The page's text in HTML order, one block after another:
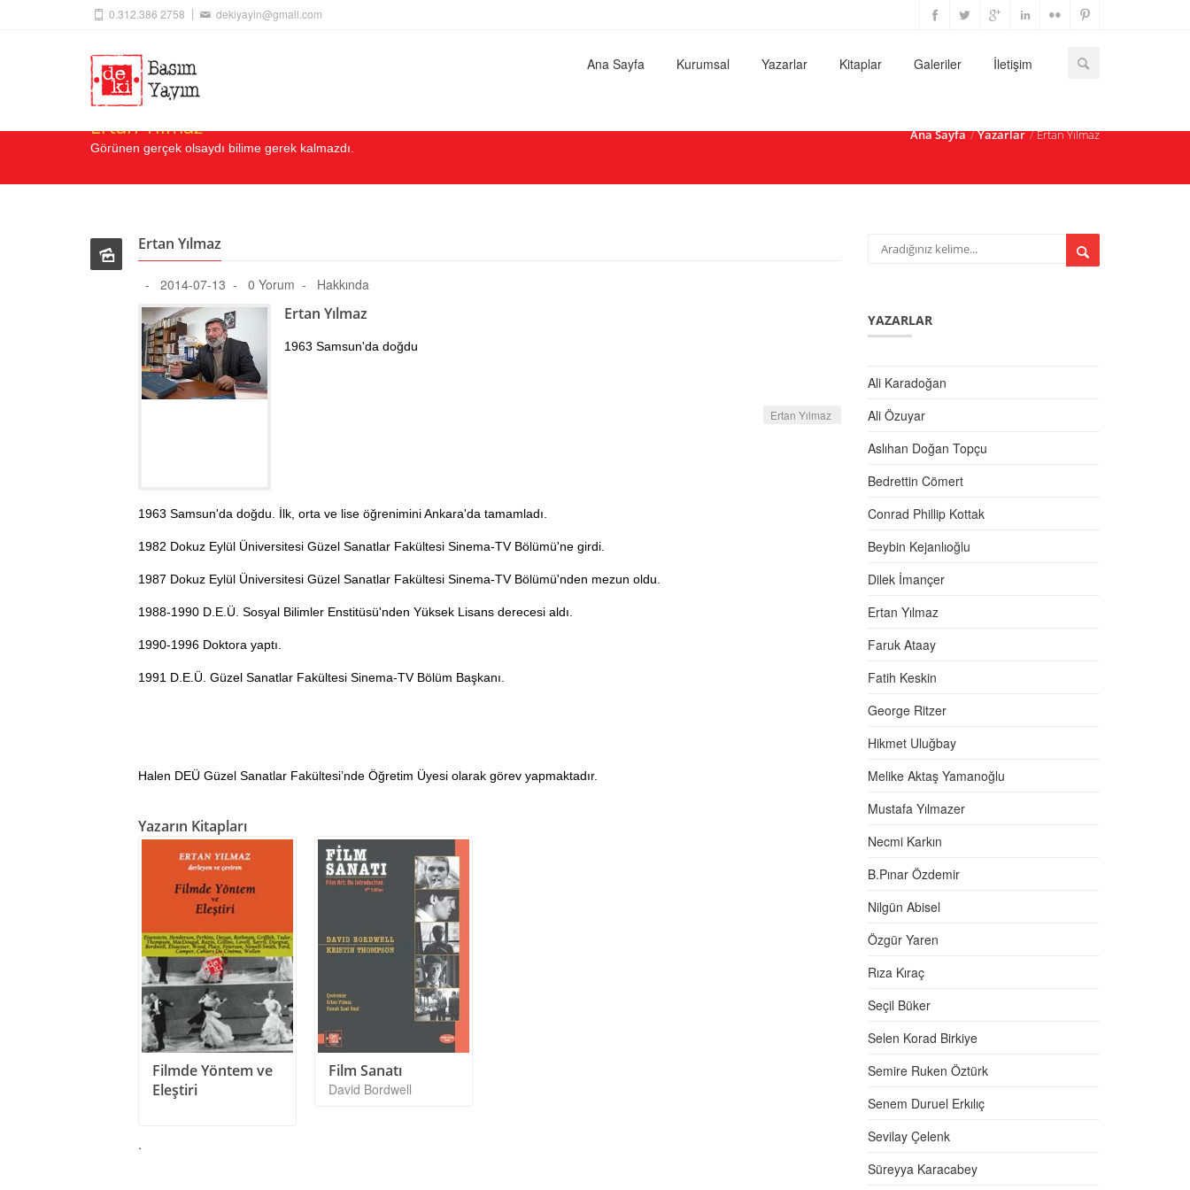
0.312.386 2758 dekiyayin@gmail.com
Ana Sayfa Kurumsal Yazarlar Kitaplar Galeriler İletişim
Ertan Yılmaz
Görünen gerçek olsaydı bilime gerek kalmazdı.
Ana Sayfa Yazarlar Ertan Yılmaz
Ertan Yılmaz
2014-07-13 0 Yorum Hakkında
Ertan Yılmaz
1963 Samsun'da doğdu
Ertan Yılmaz
1963 Samsun'da doğdu. İlk, orta ve lise öğrenimini Ankara'da tamamladı.
1982 Dokuz Eylül Üniversitesi Güzel Sanatlar Fakültesi Sinema-TV Bölümü'ne girdi.
1987 Dokuz Eylül Üniversitesi Güzel Sanatlar Fakültesi Sinema-TV Bölümü'nden mezun oldu.
1988-1990 D.E.Ü. Sosyal Bilimler Enstitüsü'nden Yüksek Lisans derecesi aldı.
1990-1996 Doktora yaptı.
1991 D.E.Ü. Güzel Sanatlar Fakültesi Sinema-TV Bölüm Başkanı.
Halen DEÜ Güzel Sanatlar Fakültesi’nde Öğretim Üyesi olarak görev yapmaktadır.
Yazarın Kitapları
Filmde Yöntem ve
Eleştiri
Film Sanatı
David Bordwell
.
YAZARLAR
Ali Karadoğan
Ali Özuyar
Aslıhan Doğan Topçu
Bedrettin Cömert
Conrad Phillip Kottak
Beybin Kejanlıoğlu
Dilek İmançer
Ertan Yılmaz
Faruk Ataay
Fatih Keskin
George Ritzer
Hikmet Uluğbay
Melike Aktaş Yamanoğlu
Mustafa Yılmazer
Necmi Karkın
B.Pınar Özdemir
Nilgün Abisel
Özgür Yaren
Rıza Kıraç
Seçil Büker
Selen Korad Birkiye
Semire Ruken Öztürk
Senem Duruel Erkılıç
Sevilay Çelenk
Süreyya Karacabey